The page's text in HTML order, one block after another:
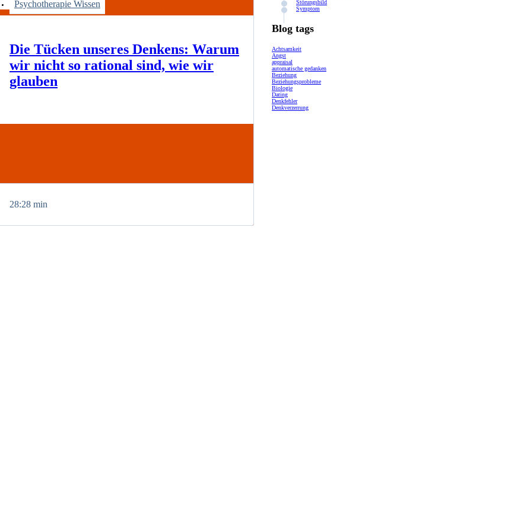
Die Tücken unseres Denkens: Warum
wir nicht so rational sind, wie wir
glauben
Psychotherapie Wissen
28:28 min
Störungsbild
Symptom
Blog tags
Achtsamkeit
Angst
appraisal
automatische gedanken
Beziehung
Beziehungsprobleme
Biologie
Dating
Denkfehler
Denkverzerrung